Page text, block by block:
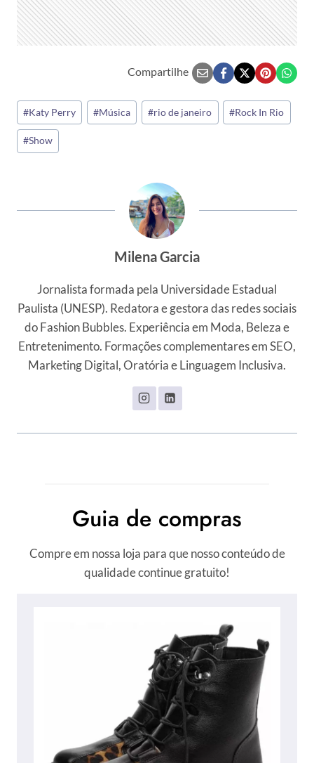
Compartilhe
Tags
do
Post:
#Katy Perry #Música #rio de janeiro #Rock In Rio
#Show
Milena Garcia
Jornalista formada pela Universidade Estadual
Paulista (UNESP). Redatora e gestora das redes sociais
do Fashion Bubbles. Experiência em Moda, Beleza e
Entretenimento. Formações complementares em SEO,
Marketing Digital, Oratória e Linguagem Inclusiva.
Guia de compras
Compre em nossa loja para que nosso conteúdo de
qualidade continue gratuito!